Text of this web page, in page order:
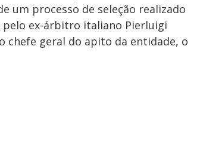
um processo de seleção realizado
ex-árbitro italiano Pierluigi
chefe geral do apito da entidade, o